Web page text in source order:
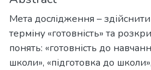
Мета дослідження –
терміну «готовність» та
понять: «готовність до
школи», «підготовка до школи»,